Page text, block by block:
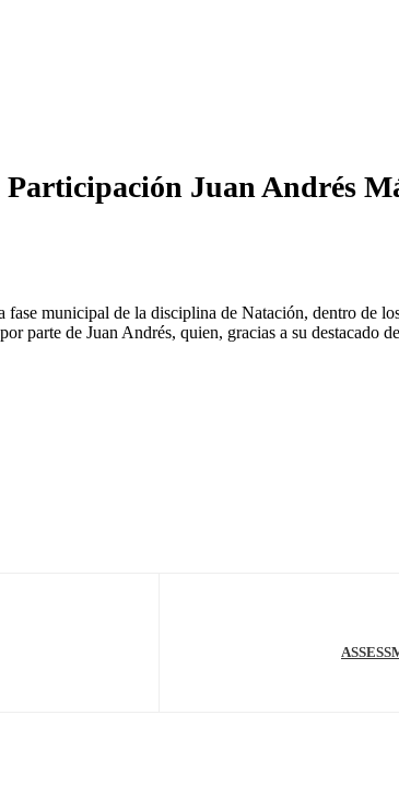
Juan Andrés
municipal de la disciplina de Natación, dentro de
parte de Juan Andrés, quien, gracias a su destacado